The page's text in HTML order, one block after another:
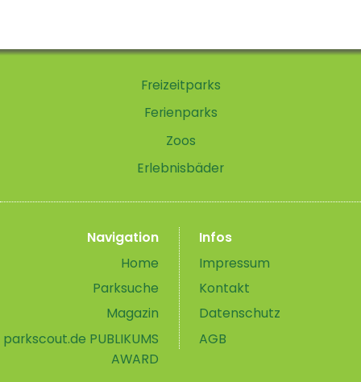
Freizeitparks
Ferienparks
Zoos
Erlebnisbäder
Navigation
Home
Parksuche
Magazin
parkscout.de PUBLIKUMS
AWARD
Infos
Impressum
Kontakt
Datenschutz
AGB